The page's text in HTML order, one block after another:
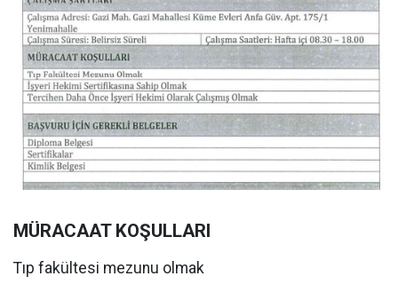
MÜRACAAT KOŞULLARI
Tıp fakültesi mezunu olmak